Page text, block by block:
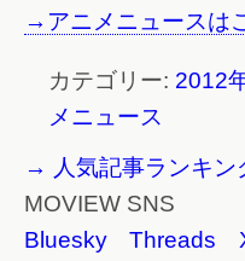
→アニメニュースは
カテゴリー: 2012
メニュース
→ 人気記事ランキン
MOVIEW SNS
Bluesky
Threads